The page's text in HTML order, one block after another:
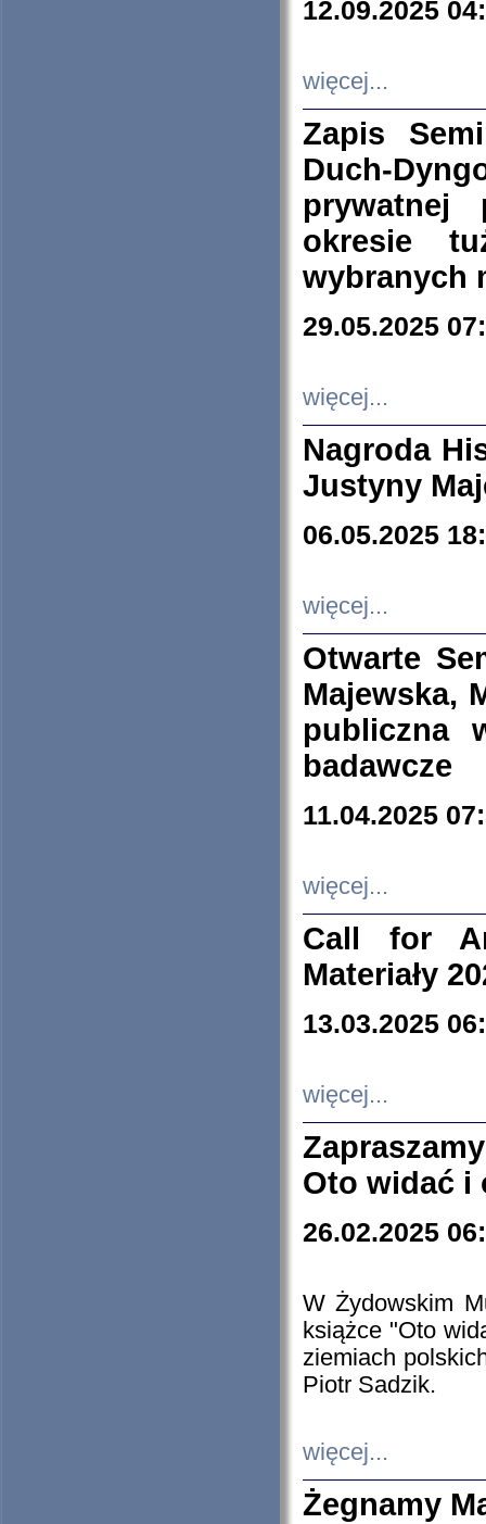
12.09.2025
więcej...
Zapis
Duch-
prywatnej
okresie
wybranych
29.05.2025
więcej...
Nagroda
Justyny
06.05.2025
więcej...
Otwarte
Majewska,
publiczna
badawcze
11.04.2025
więcej...
Call for
Materiały
13.03.2025
więcej...
Oto widać i
26.02.2025
W Żydowskim
książce "Oto
ziemiach
Piotr Sadzik.
więcej...
Żegnamy